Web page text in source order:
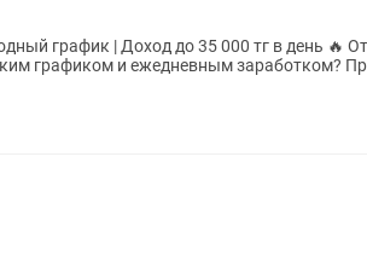
| Доход до 35 000 тг в день 🔥 Открыт набор курьеров в